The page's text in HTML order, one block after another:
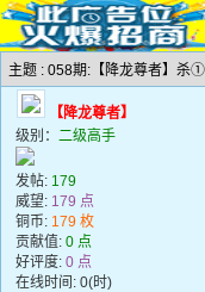
主题 : 058期:【降龙尊者
【降龙尊者】
级别： 二级高手
发帖: 179
威望: 179 点
铜币: 179 枚
贡献值: 0 点
好评度: 0 点
在线时间: 0(时)